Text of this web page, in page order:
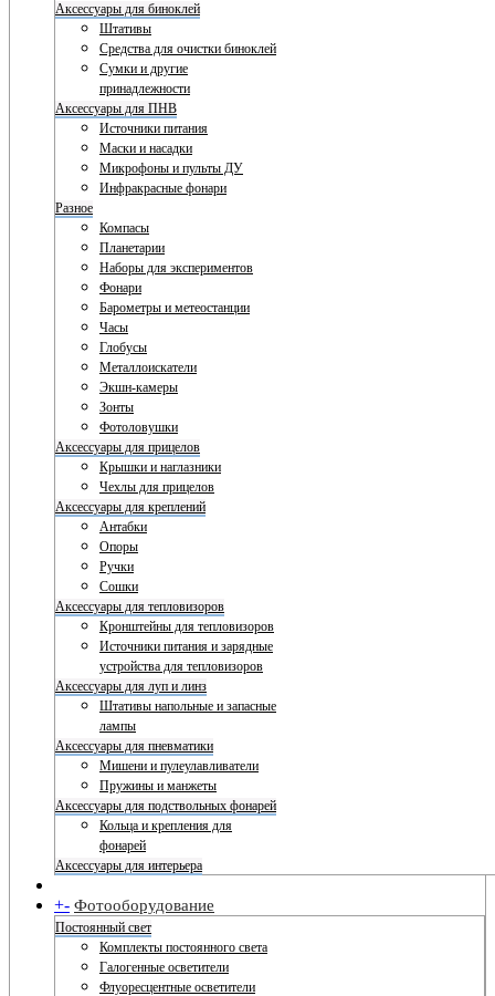
Аксессуары для биноклей
Штативы
Средства для очистки биноклей
Сумки и другие
принадлежности
Аксессуары для ПНВ
Источники питания
Маски и насадки
Микрофоны и пульты ДУ
Инфракрасные фонари
Разное
Компасы
Планетарии
Наборы для экспериментов
Фонари
Барометры и метеостанции
Часы
Глобусы
Металлоискатели
Экшн-камеры
Зонты
Фотоловушки
Аксессуары для прицелов
Крышки и наглазники
Чехлы для прицелов
Аксессуары для креплений
Антабки
Опоры
Ручки
Сошки
Аксессуары для тепловизоров
Кронштейны для тепловизоров
Источники питания и зарядные
устройства для тепловизоров
Аксессуары для луп и линз
Штативы напольные и запасные
лампы
Аксессуары для пневматики
Мишени и пулеулавливатели
Пружины и манжеты
Аксессуары для подствольных фонарей
Кольца и крепления для
фонарей
Аксессуары для интерьера
+- Фотооборудование
Постоянный свет
Комплекты постоянного света
Галогенные осветители
Флуоресцентные осветители